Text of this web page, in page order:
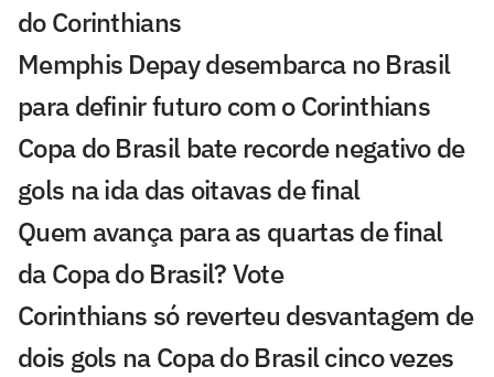
do Corinthians
Memphis Depay desembarca no Brasil
para definir futuro com o Corinthians
Copa do Brasil bate recorde negativo de
gols na ida das oitavas de final
Quem avança para as quartas de final
da Copa do Brasil? Vote
Corinthians só reverteu desvantagem de
dois gols na Copa do Brasil cinco vezes